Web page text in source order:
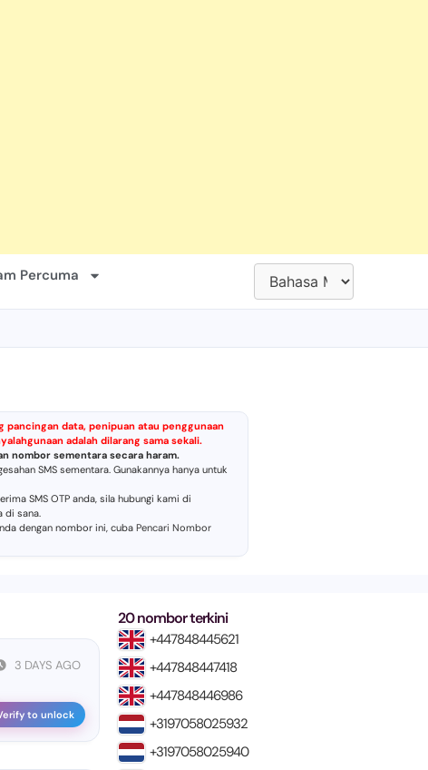
Percuma
data, penipuan atau penggunaan
adalah dilarang sama sekali.
nombor sementara secara haram.
SMS sementara. Gunakannya hanya untuk
SMS OTP anda, sila hubungi kami di
di sana.
dengan nombor ini, cuba Pencari Nombor
3 DAYS AGO
to unlock
20 nombor terkini
+447848445621
+447848447418
+447848446986
+3197058025932
+3197058025940